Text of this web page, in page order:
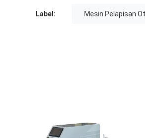
Label: Mesin Pelapisan